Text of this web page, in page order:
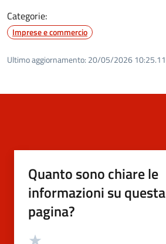
Categorie:
Imprese e commercio
Ultimo aggiornamento: 20/05/2026 10:25.11
Quanto sono chiare le
informazioni su questa
pagina?
Valutazione